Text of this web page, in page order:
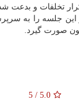
تخلفات و بدعت
این جلسه را به
صورت گیرد.
5.0
/
5